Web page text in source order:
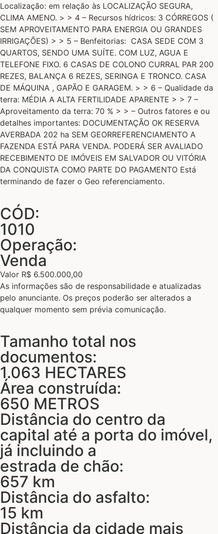
Localização: em relação às LOCALIZAÇÃO SEGURA,
CLIMA AMENO. > > 4 – Recursos hídricos: 3 CÓRREGOS (
SEM APROVEITAMENTO PARA ENERGIA OU GRANDES
IRRIGAÇÕES) > > 5 – Benfeitorias: CASA SEDE COM 3
QUARTOS, SENDO UMA SUÍTE. COM LUZ, AGUA E
TELEFONE FIXO. 6 CASAS DE COLONO CURRAL PAR 200
REZES, BALANÇA 6 REZES, SERINGA E TRONCO. CASA
DE MÁQUINA , GAPÃO E GARAGEM. > > 6 – Qualidade da
terra: MÉDIA A ALTA FERTILIDADE APARENTE > > 7 –
Aproveitamento da terra: 70 % > > – Outros fatores e ou
detalhes importantes: DOCUMENTAÇÃO OK RESERVA
AVERBADA 202 ha SEM GEORREFERENCIAMENTO A
FAZENDA ESTÁ PARA VENDA. PODERÁ SER AVALIADO
RECEBIMENTO DE IMÓVEIS EM SALVADOR OU VITÓRIA
DA CONQUISTA COMO PARTE DO PAGAMENTO Está
terminando de fazer o Geo referenciamento.
CÓD:
1010
Operação:
Venda
Valor R$ 6.500.000,00
As informações são de responsabilidade e atualizadas
pelo anunciante. Os preços poderão ser alterados a
qualquer momento sem prévia comunicação.
Tamanho total nos
documentos:
1.063 HECTARES
Área construída:
650 METROS
Distância do centro da
capital até a porta do imóvel,
já incluindo a
estrada de chão:
657 km
Distância do asfalto:
15 km
Distância da cidade mais